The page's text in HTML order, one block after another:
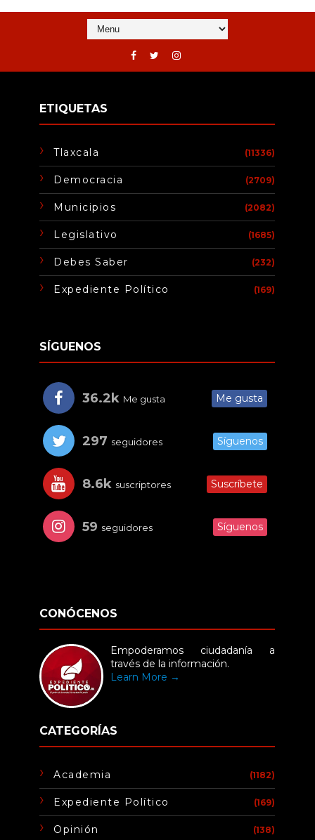
ETIQUETAS
Tlaxcala (11336)
Democracia (2709)
Municipios (2082)
Legislativo (1685)
Debes Saber (232)
Expediente Político (169)
SÍGUENOS
36.2k Me gusta Me gusta
297 seguidores Síguenos
8.6k suscriptores Suscríbete
59 seguidores Síguenos
CONÓCENOS
Empoderamos ciudadanía a
través de la información.
Learn More →
CATEGORÍAS
Academia (1182)
Expediente Político (169)
Opinión (138)